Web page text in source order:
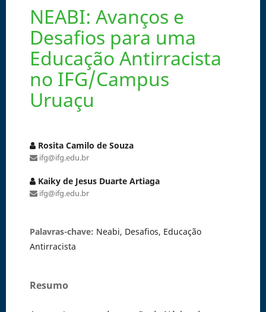
NEABI: Avanços e
Desafios para uma
Educação Antirracista
no IFG/Campus
Uruaçu
Rosita Camilo de Souza
ifg@ifg.edu.br
Kaiky de Jesus Duarte Artiaga
ifg@ifg.edu.br
Palavras-chave: Neabi, Desafios, Educação
Antirracista
Resumo